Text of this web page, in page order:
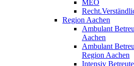
MEO
Region Aachen
Ambulant
Aachen
Ambulant
Region Aachen
Intensiv